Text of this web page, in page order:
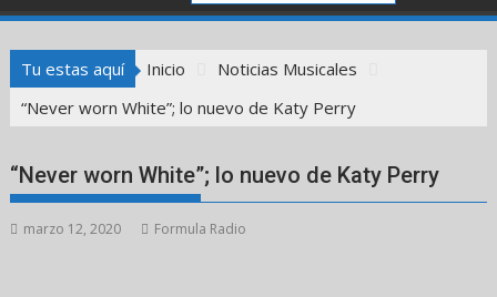
Tu estas aquí Inicio
Noticias Musicales
“Never worn White”; lo nuevo de Katy Perry
“Never worn White”; lo nuevo de Katy Perry
marzo 12, 2020 Formula Radio